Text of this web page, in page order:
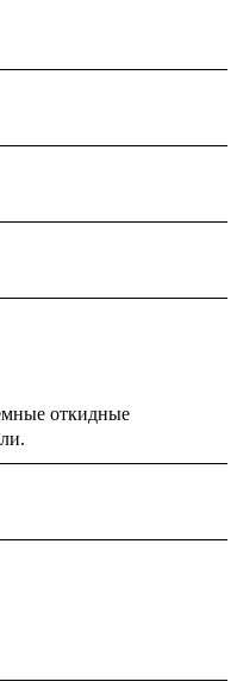
откидные